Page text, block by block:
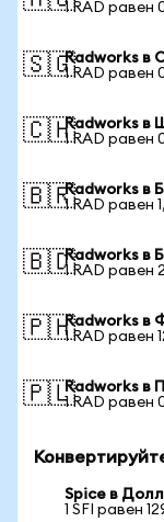
1 RAD равен
🇸🇬Radworks в
1 RAD равен
🇨🇭Radworks в
1 RAD равен
🇧🇷Radworks в
1 RAD равен
🇧🇩Radworks в
1 RAD равен
🇵🇭Radworks в
1 RAD равен
🇵🇱Radworks в
1 RAD равен
Spice в
1 SFI равен